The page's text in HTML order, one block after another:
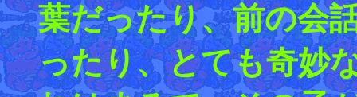
葉だったり、前の会
ったり、とても奇妙